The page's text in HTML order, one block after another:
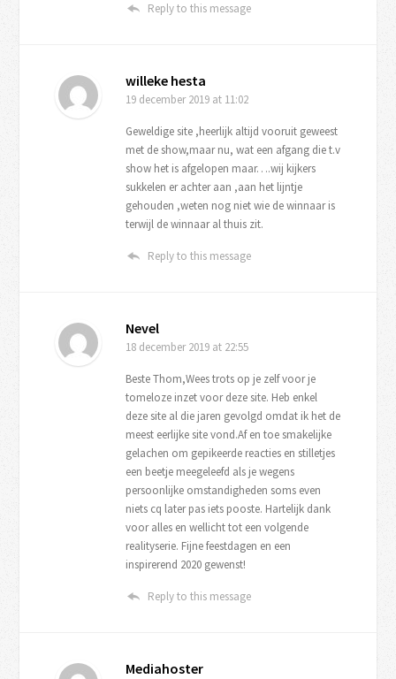
Reply to this message
willeke hesta
19 december 2019 at 11:02
Geweldige site ,heerlijk altijd vooruit geweest
met de show,maar nu, wat een afgang die t.v
show het is afgelopen maar….wij kijkers
sukkelen er achter aan ,aan het lijntje
gehouden ,weten nog niet wie de winnaar is
terwijl de winnaar al thuis zit.
Reply to this message
Nevel
18 december 2019 at 22:55
Beste Thom,Wees trots op je zelf voor je
tomeloze inzet voor deze site. Heb enkel
deze site al die jaren gevolgd omdat ik het de
meest eerlijke site vond.Af en toe smakelijke
gelachen om gepikeerde reacties en stilletjes
een beetje meegeleefd als je wegens
persoonlijke omstandigheden soms even
niets cq later pas iets pooste. Hartelijk dank
voor alles en wellicht tot een volgende
realityserie. Fijne feestdagen en een
inspirerend 2020 gewenst!
Reply to this message
Mediahoster